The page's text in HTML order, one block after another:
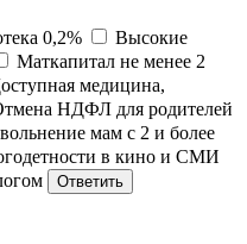
0,2%
Высокие
Маткапитал не менее 2
медицина,
НДФЛ для родителей
мам с 2 и более
в кино и СМИ